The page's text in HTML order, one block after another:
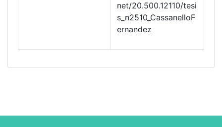
net/20.500.12110/tesi
s_n2510_CassanelloF
ernandez